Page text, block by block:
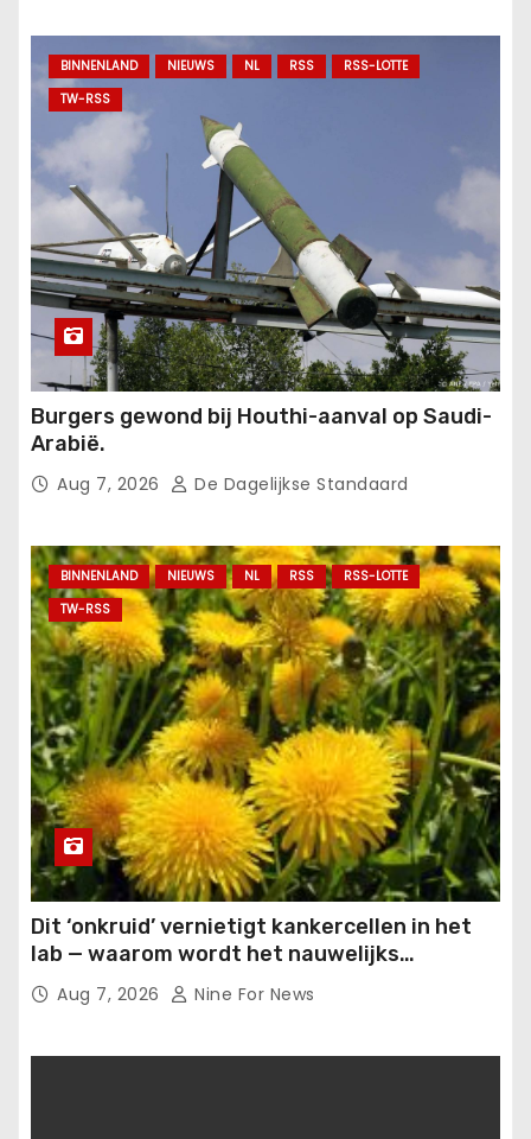
BINNENLAND NIEUWS NL RSS
RSS-LOTTE
TW-RSS
Burgers gewond bij Houthi-aanval op Saudi-
Arabië.
Aug 7, 2026 De Dagelijkse Standaard
BINNENLAND NIEUWS NL RSS
RSS-LOTTE
TW-RSS
Dit ‘onkruid’ vernietigt kankercellen in het
lab — waarom wordt het nauwelijks
onderzocht?.
Aug 7, 2026 Nine For News